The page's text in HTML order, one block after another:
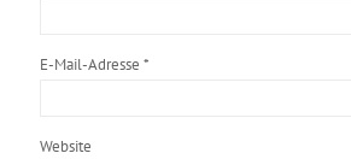
E-Mail-Adresse *
Website